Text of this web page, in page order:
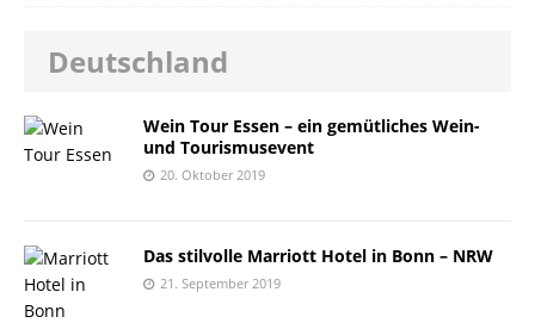
Deutschland
Wein Tour Essen – ein gemütliches Wein-
und Tourismusevent
20. Oktober 2019
Das stilvolle Marriott Hotel in Bonn – NRW
21. September 2019